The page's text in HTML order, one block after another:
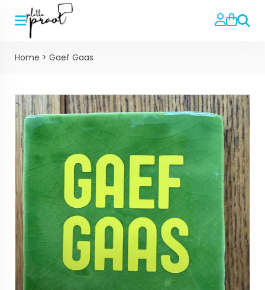
Home > Gaef Gaas